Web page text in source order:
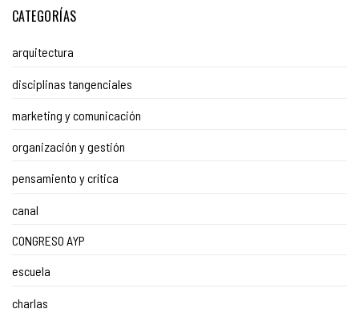
CATEGORÍAS
arquitectura
disciplinas tangenciales
marketing y comunicación
organización y gestión
pensamiento y crítica
canal
CONGRESO AYP
escuela
charlas